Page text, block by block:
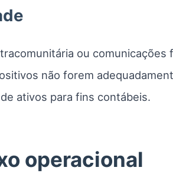
ou comunicações
não forem
ativos para fins contábeis.
operacional